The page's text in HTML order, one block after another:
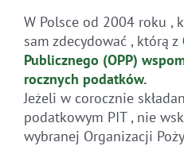
W Polsce od 2004 roku ,
sam zdecydować , którą z
Publicznego (OPP)
rocznych podatków.
Jeżeli w corocznie
podatkowym PIT , nie
wybranej Organizacji